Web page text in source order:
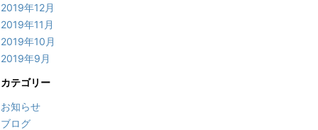
2019年12月
2019年11月
2019年10月
2019年9月
カテゴリー
お知らせ
ブログ